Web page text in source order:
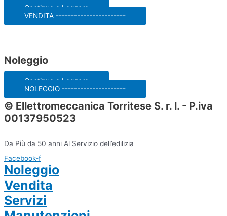
Continua a Leggere
VENDITA -----------------------
Noleggio
Continua a Leggere
NOLEGGIO ---------------------
© Ellettromeccanica Torritese S. r. l. - P.iva
00137950523
Da Più da 50 anni Al Servizio dell’edilizia
Facebook-f
Noleggio
Vendita
Servizi